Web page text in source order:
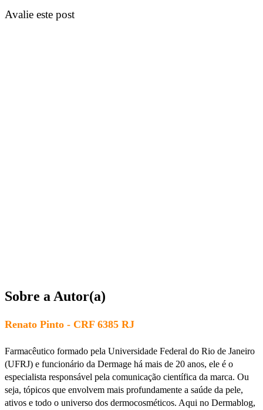
Avalie este post
Sobre a Autor(a)
Renato Pinto - CRF 6385 RJ
Farmacêutico formado pela Universidade Federal do Rio de Janeiro
(UFRJ) e funcionário da Dermage há mais de 20 anos, ele é o
especialista responsável pela comunicação científica da marca. Ou
seja, tópicos que envolvem mais profundamente a saúde da pele,
ativos e todo o universo dos dermocosméticos. Aqui no Dermablog,